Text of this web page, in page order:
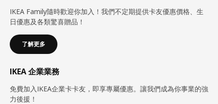
IKEA Family隨時歡迎你加入！我們不定期提供卡友優惠價格、生
日優惠及各類驚喜贈品！
了解更多
IKEA 企業業務
免費加入IKEA企業卡卡友，即享專屬優惠。讓我們成為你事業的強
力後援！